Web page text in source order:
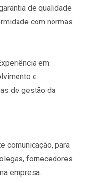
de qualidade
com normas
em
e
de gestão da
comunicação, para
fornecedores
empresa.